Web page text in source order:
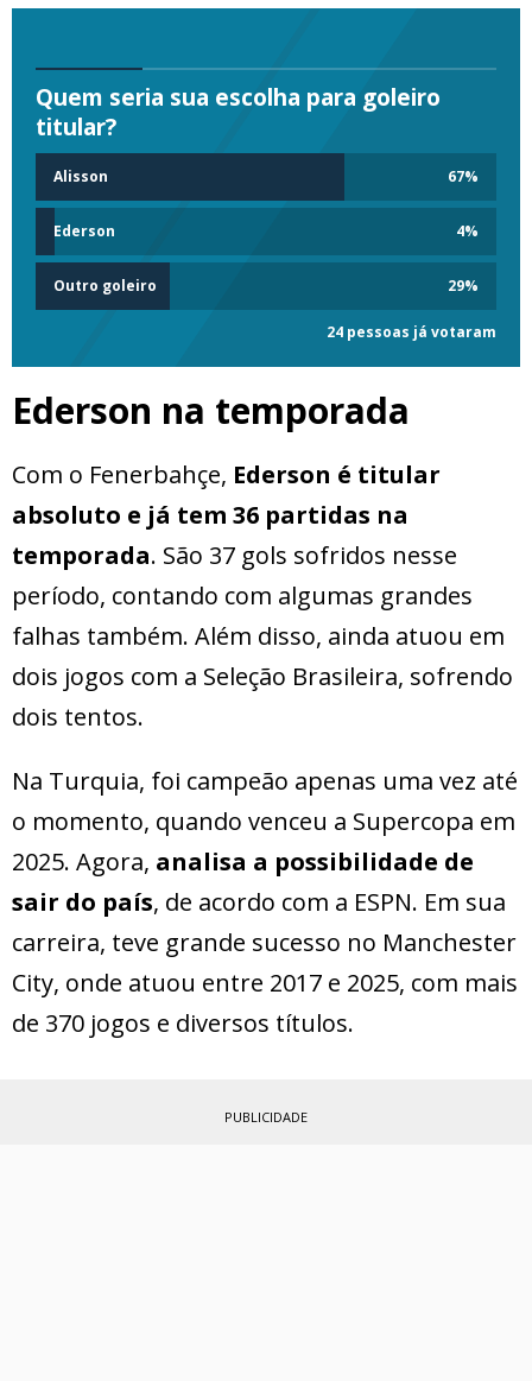
Quem seria sua escolha para goleiro
titular?
Alisson 67%
Ederson 4%
Outro goleiro 29%
24 pessoas já votaram
Ederson na temporada
Com o Fenerbahçe, Ederson é titular
absoluto e já tem 36 partidas na
temporada. São 37 gols sofridos nesse
período, contando com algumas grandes
falhas também. Além disso, ainda atuou em
dois jogos com a Seleção Brasileira, sofrendo
dois tentos.
Na Turquia, foi campeão apenas uma vez até
o momento, quando venceu a Supercopa em
2025. Agora, analisa a possibilidade de
sair do país, de acordo com a ESPN. Em sua
carreira, teve grande sucesso no Manchester
City, onde atuou entre 2017 e 2025, com mais
de 370 jogos e diversos títulos.
PUBLICIDADE